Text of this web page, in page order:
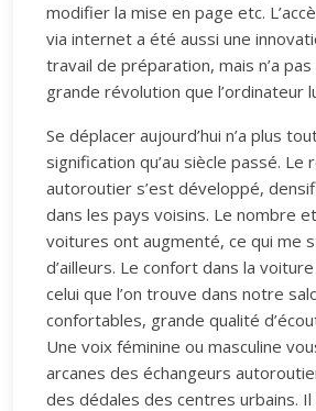
modifier la mise en page etc.
via internet a été aussi une
travail de préparation, mais n’a
grande révolution que l’ordinateur
Se déplacer aujourd’hui n’a plus
signification qu’au siècle passé. Le
autoroutier s’est développé,
dans les pays voisins. Le nombre
voitures ont augmenté, ce qui me
d’ailleurs. Le confort dans la
celui que l’on trouve dans notre
confortables, grande qualité
Une voix féminine ou masculine
arcanes des échangeurs
des dédales des centres urbains.